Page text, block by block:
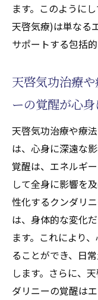
師にも優
で活性化
免疫力を高め
ンダリニーの
免疫系を
天啓気
ニーと
気功治療
用いた免
健康維持
性化する
天啓気功
ニーやチ
めの生活
ます。このように
天啓気療)は単なる
サポートする包括
天啓気功治療
ーの覚醒が心
天啓気功治療や療
は、心身に深遠な
覚醒は、エネルギ
して全身に影響を
性化するクンダリ
は、身体的な変化
ます。これにより
ることができ、日
します。さらに、
ダリニーの覚醒は